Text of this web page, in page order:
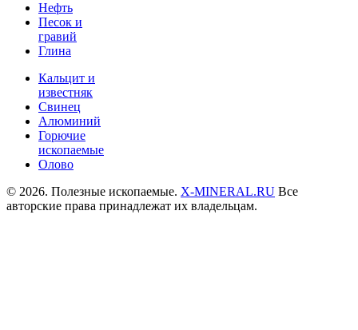
Нефть
Песок и
гравий
Глина
Кальцит и
известняк
Свинец
Алюминий
Горючие
ископаемые
Олово
© 2026. Полезные ископаемые. X-MINERAL.RU Все
авторские права принадлежат их владельцам.